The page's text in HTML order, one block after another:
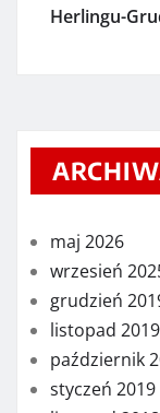
Herlingu-
maj 2026
wrzesień
grudzień
listopad 2019
październik
styczeń 2019